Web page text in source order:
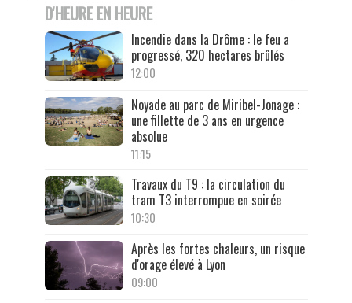
D'HEURE EN HEURE
Incendie dans la Drôme : le feu a
progressé, 320 hectares brûlés
12:00
Noyade au parc de Miribel-Jonage :
une fillette de 3 ans en urgence
absolue
11:15
Travaux du T9 : la circulation du
tram T3 interrompue en soirée
10:30
Après les fortes chaleurs, un risque
d'orage élevé à Lyon
09:00